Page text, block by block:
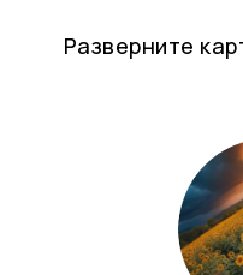
Разверните